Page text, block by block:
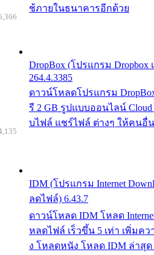
ช้ภายในธนาคารอีกด้วย
DropBox (โปรแกรม
264.4.3385
ดาวน์โหลดโปรแกรม
รี 2 GB รูปแบบออนไลน์
บไฟล์ แชร์ไฟล์ ต่างๆ ให้คนอื่
IDM (โปรแกรม Internet
ลดไฟล์) 6.43.7
ดาวน์โหลด IDM โหลด
หลดไฟล์ เร็วขึ้น 5 เท่า เพิ่มค
ง โหลดหนัง โหลด IDM ล่าสุด